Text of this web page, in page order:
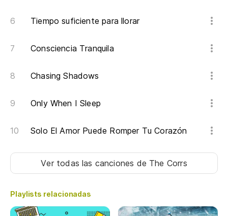
Tiempo suficiente para llorar
Consciencia Tranquila
Chasing Shadows
Only When I Sleep
Solo El Amor Puede Romper Tu Corazón
Ver todas las canciones de The Corrs
Playlists relacionadas